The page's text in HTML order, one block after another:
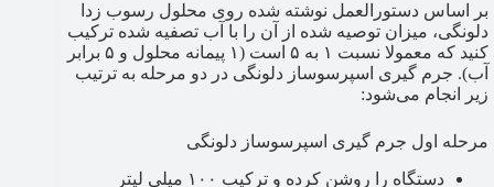
بر اساس دستورالعمل نوشته شده روی محلول رسوب زدا
دلونگی، میزان توصیه شده از آن را با آب تصفیه شده ترکیب
کنید که معمولا نسبت ۱ به ۵ است (۱ پیمانه محلول و ۵ برابر
آب). جرم گیری اسپرسوساز دلونگی در دو مرحله به ترتیب
زیر انجام می‌شود:
مرحله اول جرم گیری اسپرسوساز دلونگی
دستگاه را روشن کرده و ترکیب ۱۰۰ میلی لیتر